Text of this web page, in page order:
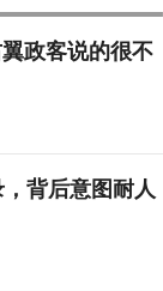
政客说的很不
背后意图耐人